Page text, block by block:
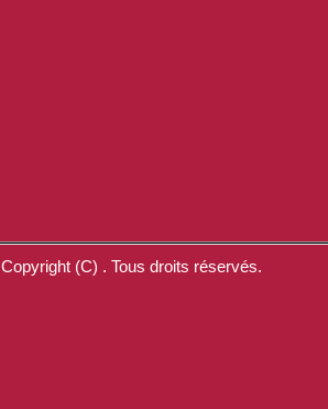
Copyright (C) . Tous droits réservés.